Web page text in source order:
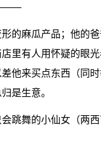
的麻瓜产品；他的
里有人用怀疑的眼
他来买点东西（同
是生意。
跳舞的小仙女（两